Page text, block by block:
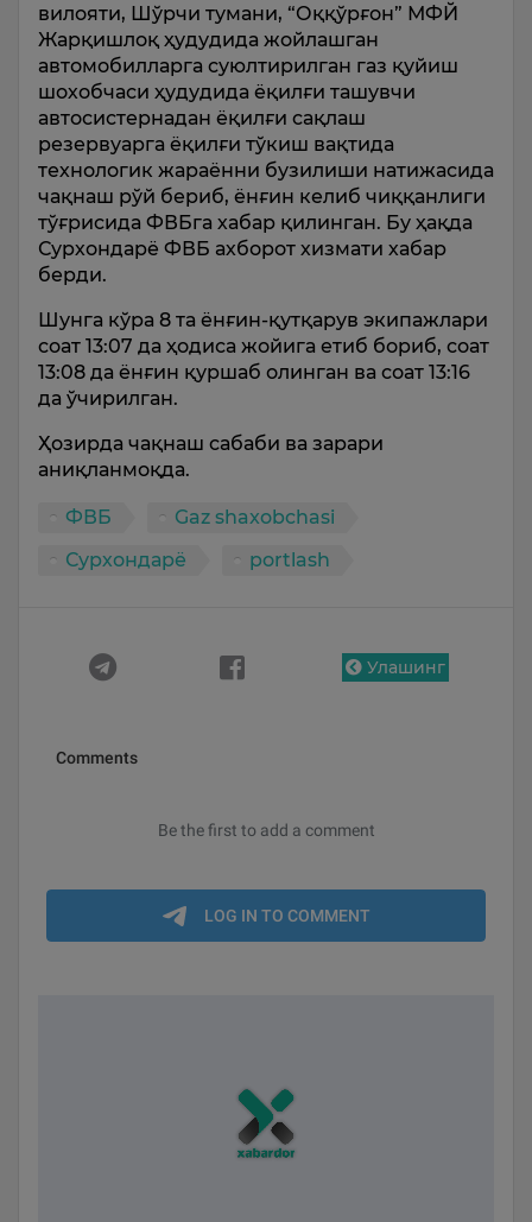
вилояти, Шўрчи тумани, “Оққўрғон” МФЙ
Жарқишлоқ ҳудудида жойлашган
автомобилларга суюлтирилган газ қуйиш
шохобчаси ҳудудида ёқилғи ташувчи
автосистернадан ёқилғи сақлаш
резервуарга ёқилғи тўкиш вақтида
технологик жараённи бузилиши натижасида
чақнаш рўй бериб, ёнғин келиб чиққанлиги
тўғрисида ФВБга хабар қилинган. Бу ҳақда
Сурхондарё ФВБ ахборот хизмати хабар
берди.
Шунга кўра 8 та ёнғин-қутқарув экипажлари
соат 13:07 да ҳодиса жойига етиб бориб, соат
13:08 да ёнғин қуршаб олинган ва соат 13:16
да ўчирилган.
Ҳозирда чақнаш сабаби ва зарари
аниқланмоқда.
ФВБ
Gaz shaxobchasi
Сурхондарё
portlash
Улашинг